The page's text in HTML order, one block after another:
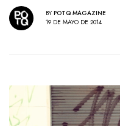
BY POTQ MAGAZINE
19 DE MAYO DE 2014